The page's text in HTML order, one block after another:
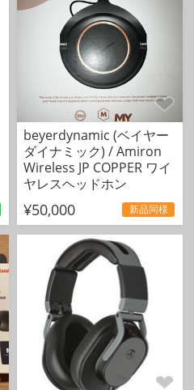
beyerdynamic (ベイヤー
ダイナミック) / Amiron
Wireless JP COPPER ワイ
ヤレスヘッドホン
¥50,000 新品同様